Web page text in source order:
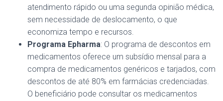
atendimento rápido ou uma segunda opinião médica,
sem necessidade de deslocamento, o que
economiza tempo e recursos.
Programa Epharma: O programa de descontos em
medicamentos oferece um subsídio mensal para a
compra de medicamentos genéricos e tarjados, com
descontos de até 80% em farmácias credenciadas.
O beneficiário pode consultar os medicamentos